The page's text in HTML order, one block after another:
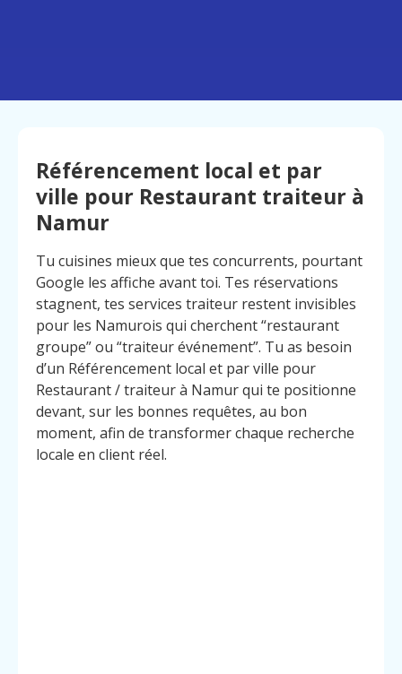
Référencement local et par
ville pour Restaurant traiteur à
Namur
Tu cuisines mieux que tes concurrents, pourtant
Google les affiche avant toi. Tes réservations
stagnent, tes services traiteur restent invisibles
pour les Namurois qui cherchent “restaurant
groupe” ou “traiteur événement”. Tu as besoin
d’un Référencement local et par ville pour
Restaurant / traiteur à Namur qui te positionne
devant, sur les bonnes requêtes, au bon
moment, afin de transformer chaque recherche
locale en client réel.